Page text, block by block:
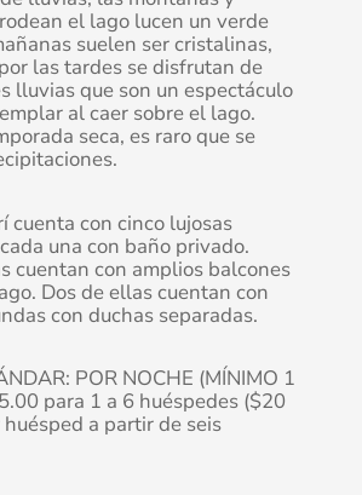
el lago lucen un verde
suelen ser cristalinas,
las tardes se disfrutan de
lluvias que son un espectáculo
al caer sobre el lago.
seca, es raro que se
cuenta con cinco lujosas
una con baño privado.
cuentan con amplios balcones
Dos de ellas cuentan con
con duchas separadas.
POR NOCHE (MÍNIMO 1
para 1 a 6 huéspedes ($20
a partir de seis